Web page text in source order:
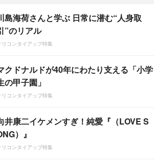
島海荷さんと学ぶ 日常に潜む“人身取
”のリアル
リコンタイアップ特集
クドナルドが40年にわたり支える「小学
の甲子園」
リコンタイアップ特集
井康二イケメンすぎ！純愛『（LOVE S
）』
リコンタイアップ特集